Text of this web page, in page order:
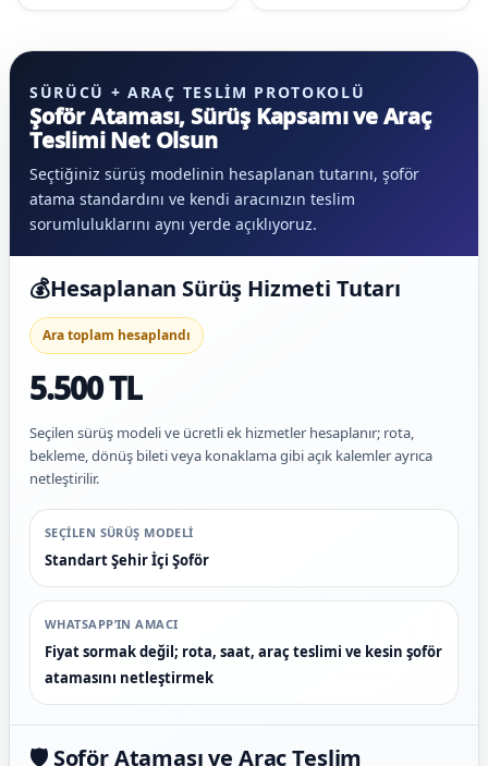
SÜRÜCÜ + ARAÇ TESLIM PROTOKOLÜ
Şoför Ataması, Sürüş Kapsamı ve Araç
Teslimi Net Olsun
Seçtiğiniz sürüş modelinin hesaplanan tutarını, şoför
atama standardını ve kendi aracınızın teslim
sorumluluklarını aynı yerde açıklıyoruz.
💰Hesaplanan Sürüş Hizmeti Tutarı
Ara toplam hesaplandı
5.500 TL
Seçilen sürüş modeli ve ücretli ek hizmetler hesaplanır; rota,
bekleme, dönüş bileti veya konaklama gibi açık kalemler ayrıca
netleştirilir.
SEÇILEN SÜRÜŞ MODELI
Standart Şehir İçi Şoför
WHATSAPP’IN AMACI
Fiyat sormak değil; rota, saat, araç teslimi ve kesin şoför
atamasını netleştirmek
🛡️ Şoför Ataması ve Araç Teslim